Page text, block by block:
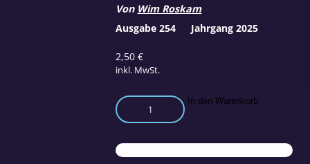
2,50€
inkl. MwSt.
Von Wim Roskam
Entdeckung
des
Lebenszyklus
Menge
In den Warenkorb
Ausgabe 254 Jahrgang 2025